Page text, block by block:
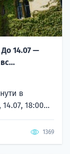
14.07 —
в
18:00...
1369